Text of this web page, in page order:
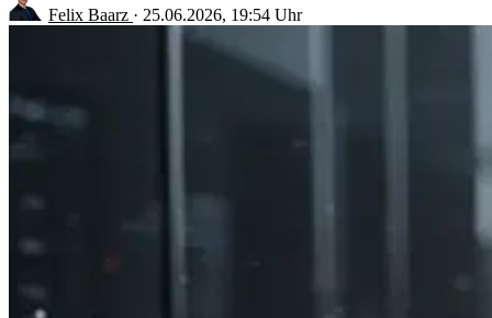
Felix Baarz · 25.06.2026, 19:54 Uhr